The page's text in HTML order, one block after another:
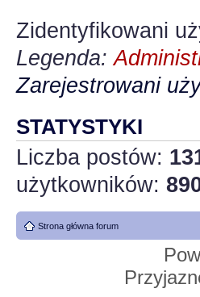
Zidentyfikowani
Legenda:
Zarejestrowani
STATYSTYKI
Liczba postów:
użytkowników:
Strona główna forum